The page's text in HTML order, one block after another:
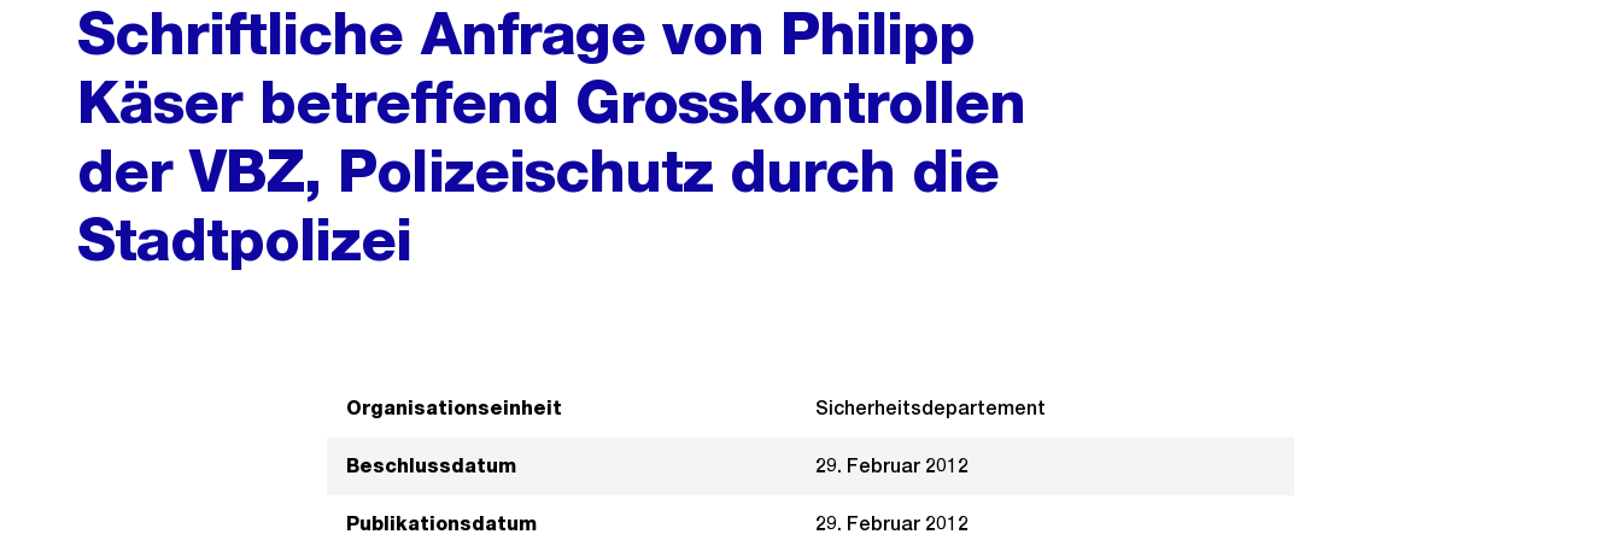
Schriftliche Anfrage von Philipp
Käser betreffend Grosskontrollen
der VBZ, Polizeischutz durch die
Stadtpolizei
Organisationseinheit Sicherheitsdepartement
Beschlussdatum 29. Februar 2012
Publikationsdatum 29. Februar 2012